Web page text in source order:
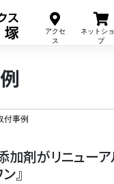
アクセ
ス
ネットシ
プ
付事例
剤がリニューア
』